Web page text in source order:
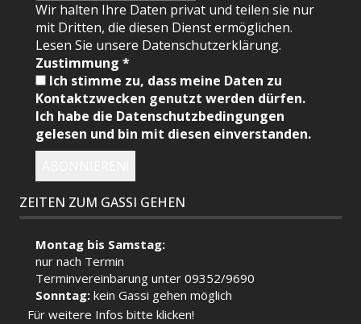
Wir halten Ihre Daten privat und teilen sie nur
mit Dritten, die diesen Dienst ermöglichen.
Lesen Sie unsere Datenschutzerklärung.
Zustimmung*
Ich stimme zu, dass meine Daten zu
Kontaktzwecken genutzt werden dürfen.
Ich habe die Datenschutzbedingungen
gelesen und bin mit diesen einverstanden.
ZEITEN ZUM GASSI GEHEN
Montag bis Samstag:
nur nach Termin
Terminvereinbarung unter 09352/9690
Sonntag:kein Gassi gehen möglich
Für weitere Infos bitte klicken!